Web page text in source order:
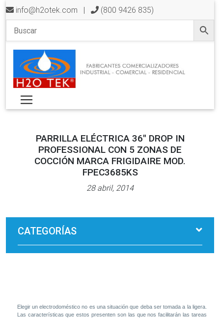
info@h2otek.com | (800 9426 835)
PARRILLA ELÉCTRICA 36″ DROP IN
PROFESSIONAL CON 5 ZONAS DE
COCCIÓN MARCA FRIGIDAIRE MOD.
FPEC3685KS
28 abril, 2014
CATEGORÍAS
Elegir un electrodoméstico no es una situación que deba ser tomada a la ligera.
Las características que estos presenten son las que nos facilitarán las tareas